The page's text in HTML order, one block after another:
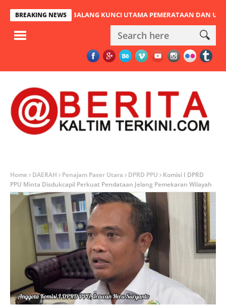
BREAKING NEWS
PULAU BALANG KUNCI UTAMA PEMERATAAN DAN URAT
Home DAERAH Penajam Paser Utara DPRD PPU
Komisi I DPRD
PPU Minta Disdukcapil Perkuat Pendataan Jelang Pemekaran Wilayah